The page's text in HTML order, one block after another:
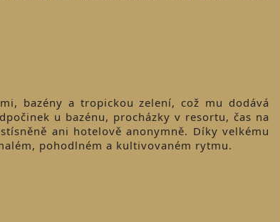
bazény a tropickou zelení, což mu dodává
u bazénu, procházky v resortu, čas na
ani hotelově anonymně. Díky velkému
pohodlném a kultivovaném rytmu.